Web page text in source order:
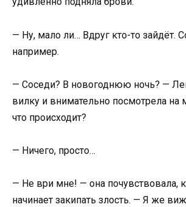
— Ну, мало ли… Вдруг кто-то зайдёт.
например.
— Соседи? В новогоднюю ночь? —
вилку и внимательно посмотрела
что происходит?
— Ничего, просто…
— Не ври мне! — она почувствовала,
начинает закипать злость. — Я же